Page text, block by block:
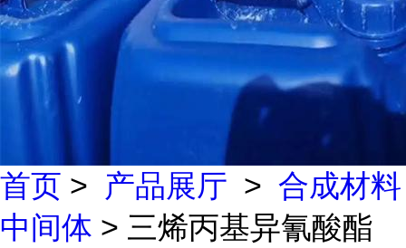
首页 > 产品展厅 > 合成材料
中间体 > 三烯丙基异氰酸酯